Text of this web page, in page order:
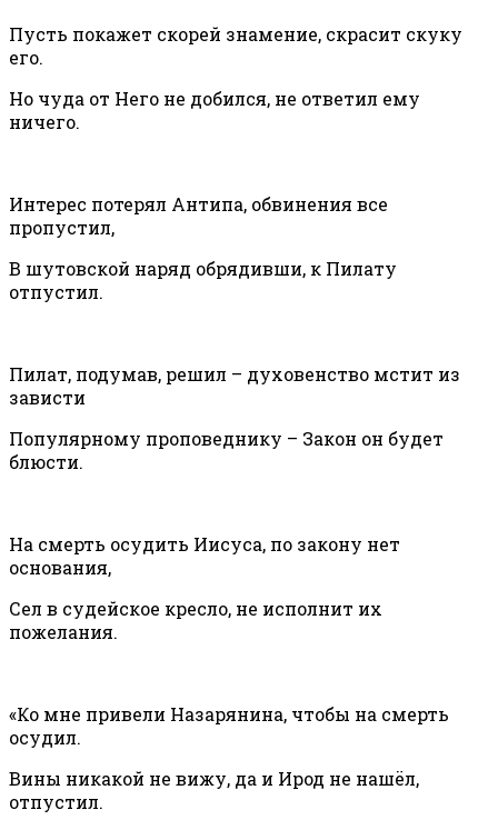
Пусть покажет скорей знамение, скрасит скуку
его.
Но чуда от Него не добился, не ответил ему
ничего.
Интерес потерял Антипа, обвинения все
пропустил,
В шутовской наряд обрядивши, к Пилату
отпустил.
Пилат, подумав, решил – духовенство мстит из
зависти
Популярному проповеднику – Закон он будет
блюсти.
На смерть осудить Иисуса, по закону нет
основания,
Сел в судейское кресло, не исполнит их
пожелания.
«Ко мне привели Назарянина, чтобы на смерть
осудил.
Вины никакой не вижу, да и Ирод не нашёл,
отпустил.